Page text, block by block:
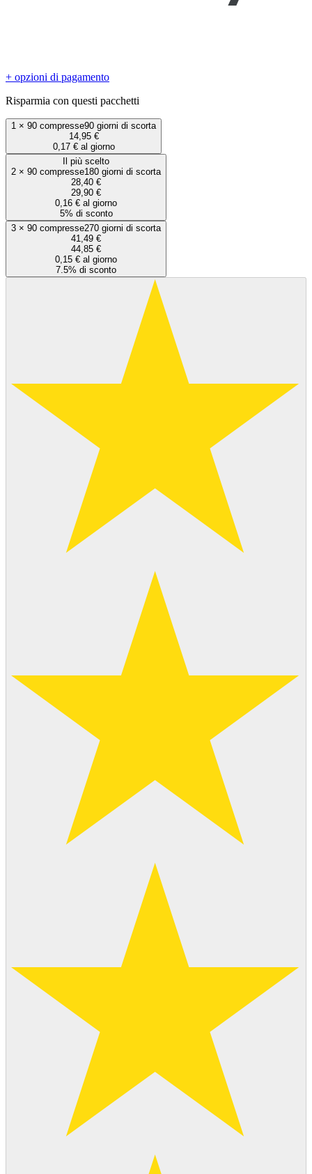
+ opzioni di pagamento
Risparmia con questi pacchetti
1 × 90 compresse90 giorni di scorta
14,95 €
0,17 € al giorno
Il più scelto
2 × 90 compresse180 giorni di scorta
28,40 €
29,90 €
0,16 € al giorno
5% di sconto
3 × 90 compresse270 giorni di scorta
41,49 €
44,85 €
0,15 € al giorno
7.5% di sconto